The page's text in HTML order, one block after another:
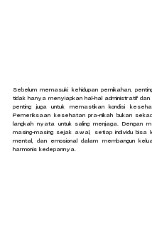
Sebelum memasuki kehidupan pernikahan,
tidak hanya menyiapkan hal-hal administratif
penting juga untuk memastikan kondisi
Pemeriksaan kesehatan pra-nikah bukan
langkah nyata untuk saling menjaga. Dengan
masing-masing sejak awal, setiap individu bisa
mental, dan emosional dalam membangun
harmonis kedepannya.